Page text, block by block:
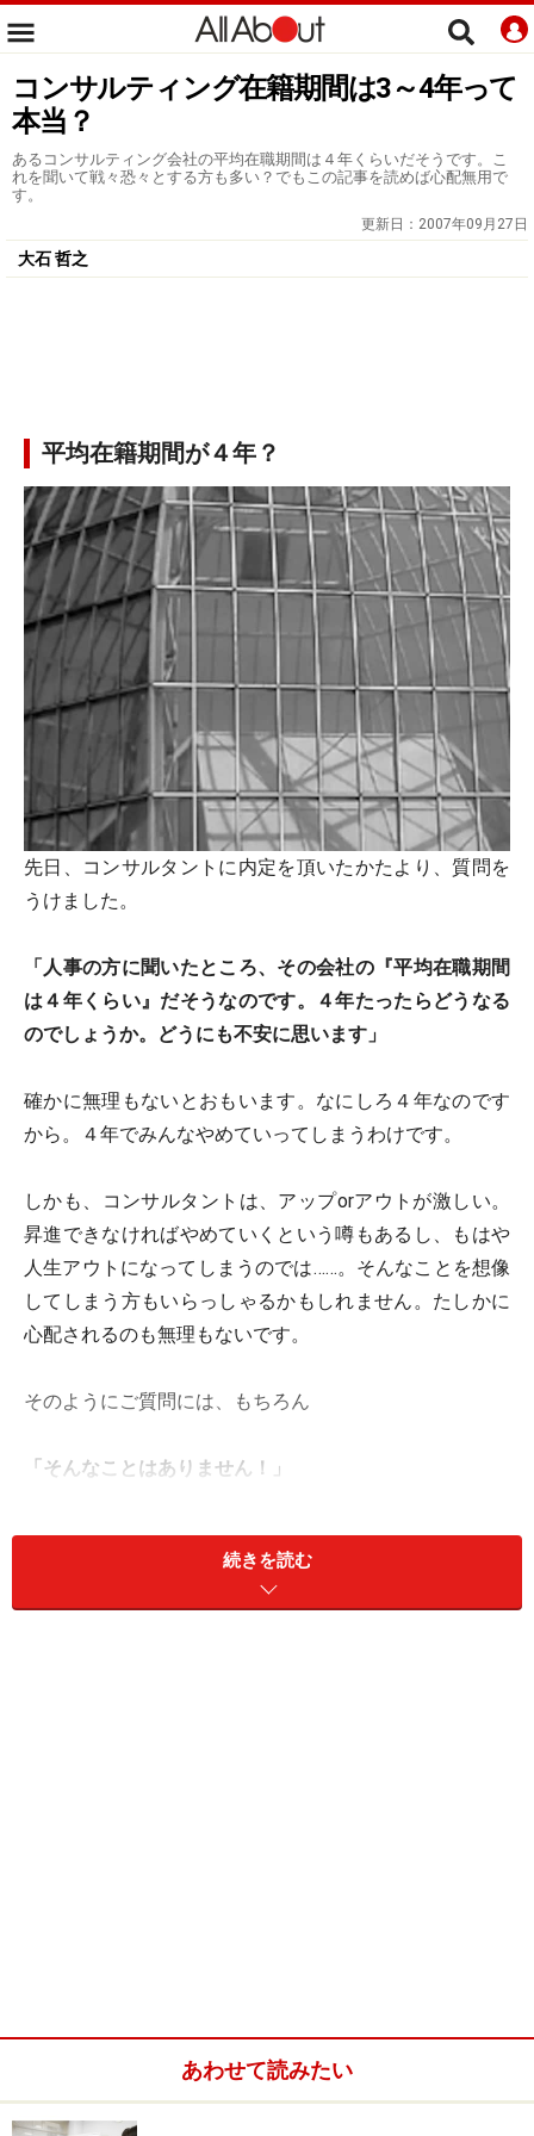
コンサルティング在籍期間は3～4年って
本当？
あるコンサルティング会社の平均在職期間は４年くらいだそうです。こ
れを聞いて戦々恐々とする方も多い？でもこの記事を読めば心配無用で
す。
更新日： 2007年09月27日
大石 哲之
平均在籍期間が４年？
先日、コンサルタントに内定を頂いたかたより、質問を
うけました。
「人事の方に聞いたところ、その会社の『平均在職期間
は４年くらい』だそうなのです。４年たったらどうなる
のでしょうか。どうにも不安に思います」
確かに無理もないとおもいます。なにしろ４年なのです
から。４年でみんなやめていってしまうわけです。
しかも、コンサルタントは、アップorアウトが激しい。
昇進できなければやめていくという噂もあるし、もはや
人生アウトになってしまうのでは……。そんなことを想像
してしまう方もいらっしゃるかもしれません。たしかに
心配されるのも無理もないです。
そのようにご質問には、もちろん
「そんなことはありません！」
と申しあげます。
では、どうして在籍期間４年などということが起こるの
続きを読む
あわせて読みたい